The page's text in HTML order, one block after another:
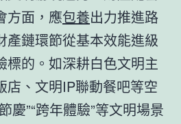
方面，應包養出力推進路
產鏈環節從基本效能進級
標的。如深耕白色文明主
店、文明IP聯動餐吧等空
慶”“跨年體驗”等文明場景